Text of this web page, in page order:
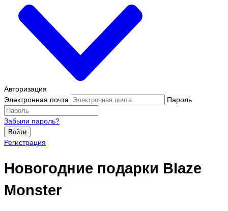
Авторизация
Электронная почта
Пароль
Забыли пароль?
Войти
Регистрация
Новогодние подарки Blaze
Monster